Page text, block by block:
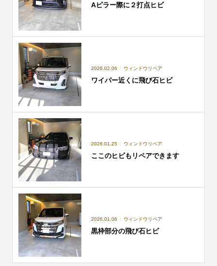
Aピラー際に２打点ヒビ
2026.02.06 ウィンドウリペア
ワイパー近くに飛び石ヒビ
2026.01.25 ウィンドウリペア
ここのヒビもリペアできます
2026.01.06 ウィンドウリペア
黒枠部分の飛び石ヒビ